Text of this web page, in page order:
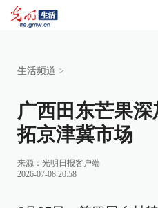
生活频道 >
广西田东芒果
拓京津冀市场
来源： 光明日报客户端
2026-07-08 20:58